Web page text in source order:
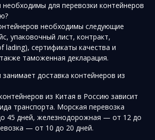
необходимы для перевозки контейнеров
необходимы следующие
упаковочный лист, контракт,
lading), сертификаты качества и
таможенная декларация.
доставка контейнеров из
из Китая в Россию зависит
транспорта. Морская перевозка
45 дней, железнодорожная — от 12 до
— от 10 до 20 дней.